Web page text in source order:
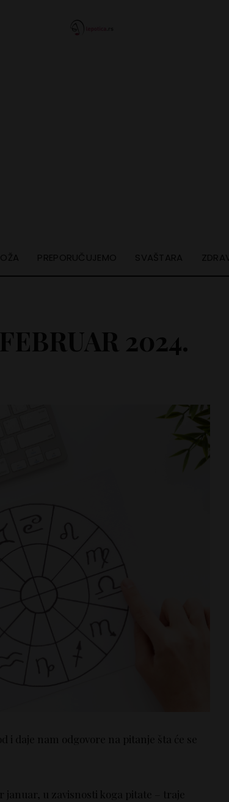
PREPORUČUJEMO SVAŠTARA
2024.
i daje nam odgovore na pitanje šta će se
januar, u zavisnosti koga pitate – traje